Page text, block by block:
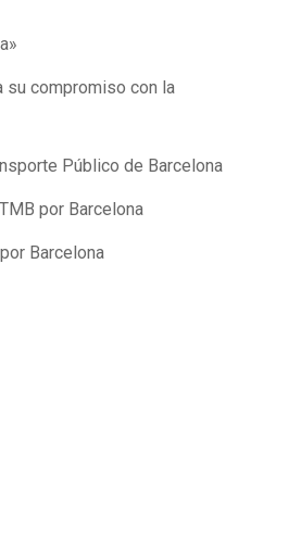
su compromiso con la
Público de Barcelona
por Barcelona
Barcelona
I JOVES
ESPLAIS
SECTOR
I JOVES
ESPLAIS
SECTOR